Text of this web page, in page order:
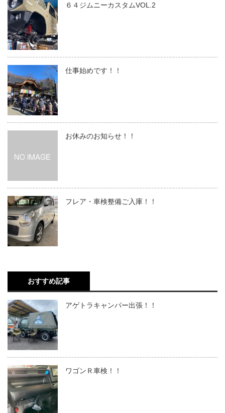
６４ジムニーカスタムVOL.2
仕事始めです！！
お休みのお知らせ！！
フレア・車検整備ご入庫！！
おすすめ記事
アゲトラキャンパー出張！！
ワゴンＲ車検！！